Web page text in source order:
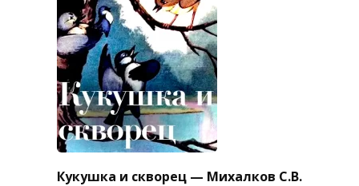
Кукушка и скворец — Михалков С.В.